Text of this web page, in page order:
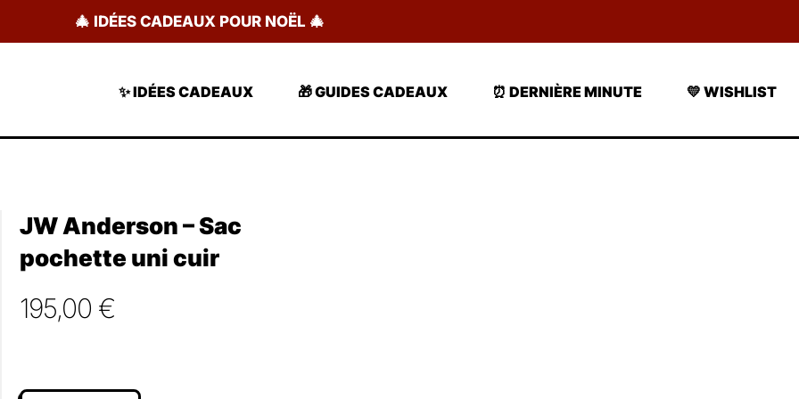
🎄 IDÉES CADEAUX POUR NOËL 🎄
✨ IDÉES CADEAUX 🎁 GUIDES CADEAUX ⏰ DERNIÈRE MINUTE 💛 WISHLIST
JW Anderson – Sac
pochette uni cuir
195,00 €